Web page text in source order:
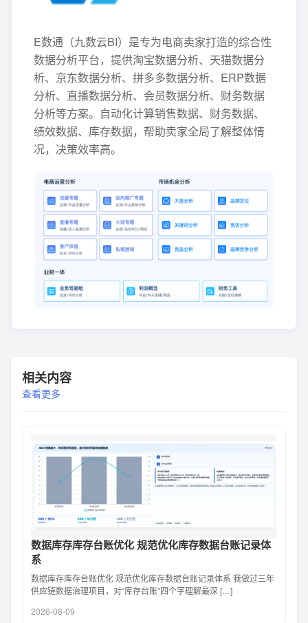
E数通（九数云BI）是专为电商卖家打造的综合性
数据分析平台，提供淘宝数据分析、天猫数据分
析、京东数据分析、拼多多数据分析、ERP数据
分析、直播数据分析、会员数据分析、财务数据
分析等方案。自动化计算销售数据、财务数据、
绩效数据、库存数据，帮助卖家全局了解整体情
况，决策效率高。
相关内容
查看更多
数据库存库存台账优化 规范优化库存数据台账记录体
系
数据库存库存台账优化 规范优化库存数据台账记录体系 我做过三年
供应链数据治理项目，对“库存台账”四个字理解最深 […]
2026-08-09